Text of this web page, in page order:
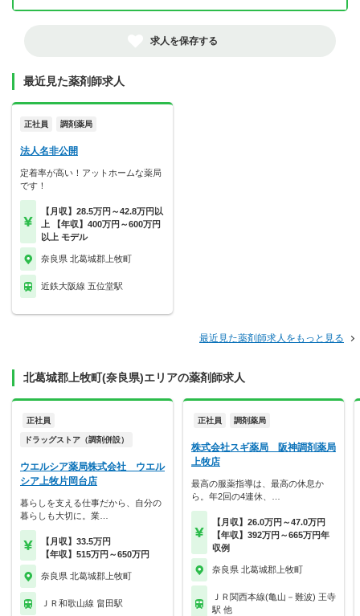
求人を保存する
最近見た薬剤師求人
正社員 調剤薬局
法人名非公開
定着率が高い！アットホームな薬局
です！
【月収】28.5万円～42.8万円以
上 【年収】400万円～600万円
以上 モデル
奈良県 北葛城郡上牧町
近鉄大阪線 五位堂駅
最近見た薬剤師求人をもっと見る
北葛城郡上牧町(奈良県)エリアの薬剤師求人
正社員
ドラッグストア（調剤併設）
ウエルシア薬局株式会社 ウエル
シア上牧片岡台店
暮らしを支える仕事だから、自分の
暮らしも大切に。業…
【月収】33.5万円
【年収】515万円～650万円
奈良県 北葛城郡上牧町
ＪＲ和歌山線 畠田駅
正社員 調剤薬局
株式会社スギ薬局 阪神調剤薬局
上牧店
最高の服薬指導は、最高の休息か
ら。年2回の4連休、…
【月収】26.0万円～47.0万円
【年収】392万円～665万円年
収例
奈良県 北葛城郡上牧町
ＪＲ関西本線(亀山－難波) 王寺
駅 他